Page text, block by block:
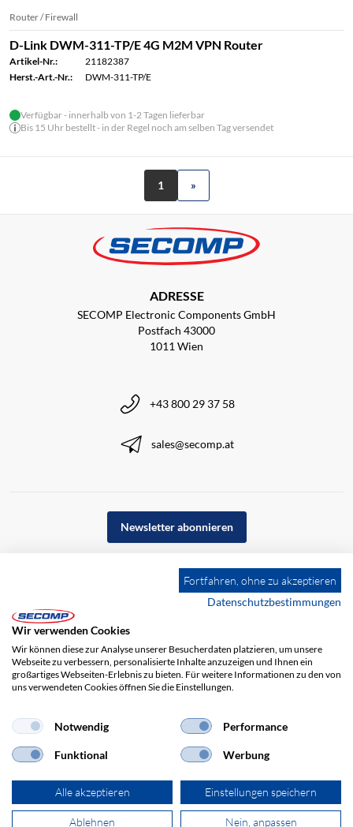
Router / Firewall
D-Link DWM-311-TP/E 4G M2M VPN Router
Artikel-Nr.:
21182387
Herst.-Art.-Nr.:
DWM-311-TP/E
Verfügbar - innerhalb von 1-2 Tagen lieferbar
Bis 15 Uhr bestellt - in der Regel noch am selben Tag versendet
1 »
ADRESSE
SECOMP Electronic Components GmbH
Postfach 43000
1011 Wien
+43 800 29 37 58
sales@secomp.at
Newsletter abonnieren
Impressum AGB Haftungsausschluss Datenschutz
© 2026 SECOMP Electronic Components GmbH. Alle Rechte vorbehalten.
Fortfahren, ohne zu akzeptieren
Datenschutzbestimmungen
Wir verwenden Cookies
Wir können diese zur Analyse unserer Besucherdaten platzieren, um unsere
Webseite zu verbessern, personalisierte Inhalte anzuzeigen und Ihnen ein
großartiges Webseiten-Erlebnis zu bieten. Für weitere Informationen zu den von
uns verwendeten Cookies öffnen Sie die Einstellungen.
Notwendig Performance
Funktional Werbung
Alle akzeptieren Einstellungen speichern
Ablehnen Nein, anpassen